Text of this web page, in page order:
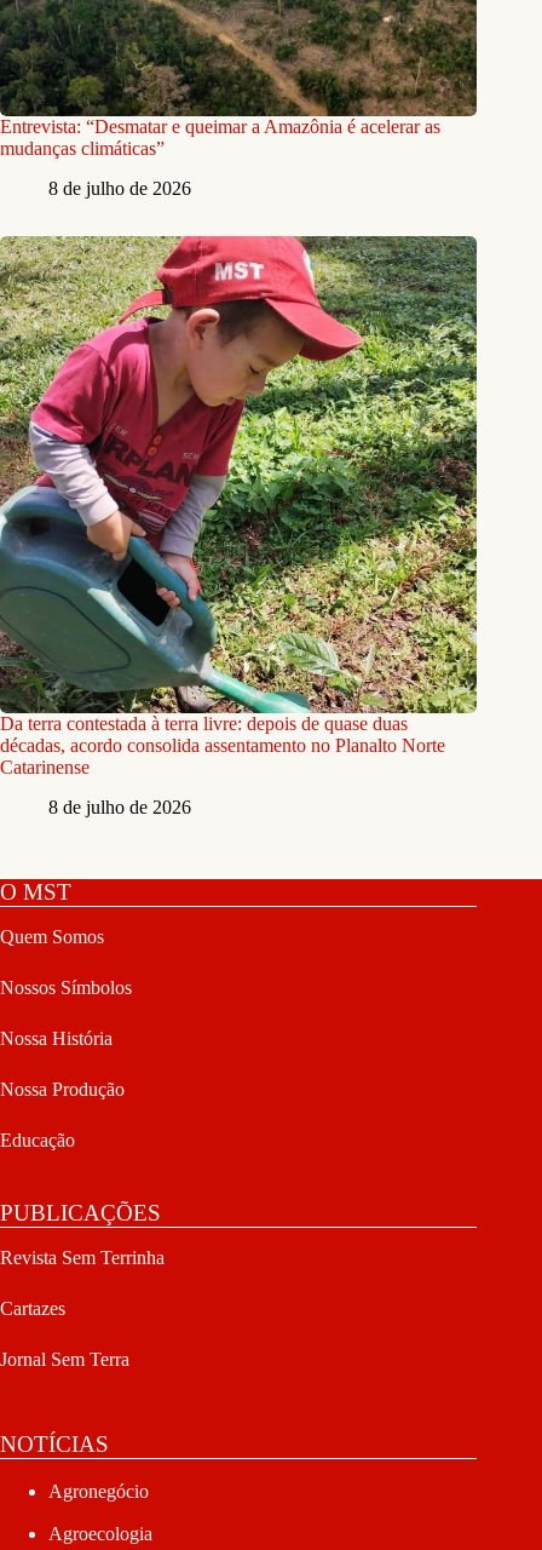
Entrevista: “Desmatar e queimar a Amazônia é acelerar as
mudanças climáticas”
8 de julho de 2026
Da terra contestada à terra livre: depois de quase duas
décadas, acordo consolida assentamento no Planalto Norte
Catarinense
8 de julho de 2026
O MST
Quem Somos
Nossos Símbolos
Nossa História
Nossa Produção
Educação
PUBLICAÇÕES
Revista Sem Terrinha
Cartazes
Jornal Sem Terra
NOTÍCIAS
Agronegócio
Agroecologia